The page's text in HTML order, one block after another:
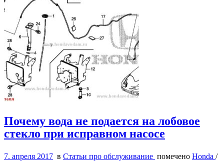
Почему вода не подается на лобовое
стекло при исправном насосе
7. апреля 2017 в Статьи про обслуживание помечено Honda /